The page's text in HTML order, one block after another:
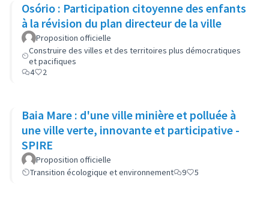
Osório : Participation citoyenne des enfants
à la révision du plan directeur de la ville
Proposition officielle
Construire des villes et des territoires plus démocratiques
et pacifiques
4
2
Baia Mare : d'une ville minière et polluée à
une ville verte, innovante et participative -
SPIRE
Proposition officielle
Transition écologique et environnement
9 5